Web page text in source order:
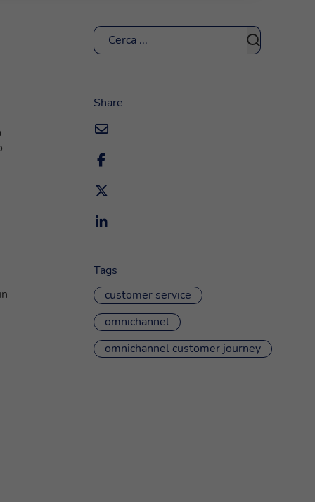
Cerca
Share
Tags
customer service
omnichannel
omnichannel customer journey